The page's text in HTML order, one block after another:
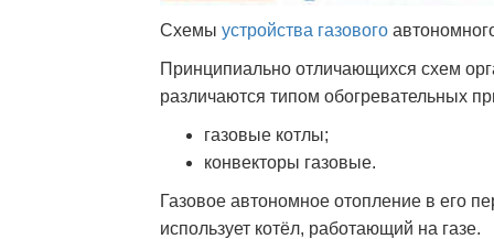
Схемы устройства газового
Принципиально отличающихся схем
различаются типом обогревательных
газовые котлы;
конвекторы газовые.
Газовое автономное отопление в его
использует котёл, работающий на газе.